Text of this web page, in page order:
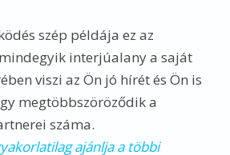
szép példája ez az
interjúalany a saját
viszi az Ön jó hírét és Ön is
megtöbbszöröződik a
száma.
ajánlja a többi